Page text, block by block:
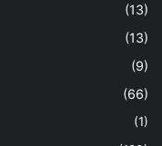
(13)
(13)
(9)
(66)
(1)